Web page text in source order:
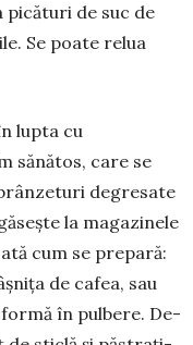
picături de suc de
Se poate relua
lupta cu
sănătos, care se
degresate
la magazinele
cum se prepară:
de cafea, sau
în pulbere. De­